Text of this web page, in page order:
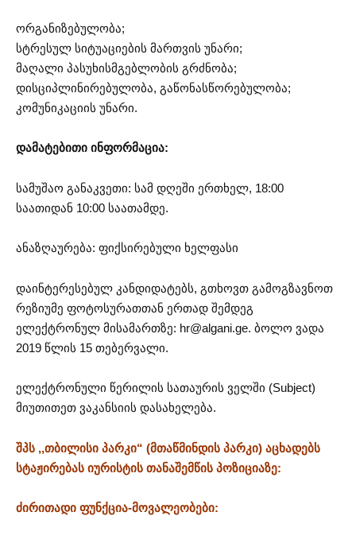
ორგანიზებულობა;
სტრესულ სიტუაციების მართვის უნარი;
მაღალი პასუხისმგებლობის გრძნობა;
დისციპლინირებულობა, გაწონასწორებულობა;
კომუნიკაციის უნარი.
დამატებითი ინფორმაცია:
სამუშაო განაკვეთი: სამ დღეში ერთხელ, 18:00
საათიდან 10:00 საათამდე.
ანაზღაურება: ფიქსირებული ხელფასი
დაინტერესებულ კანდიდატებს, გთხოვთ გამოგზავნოთ
რეზიუმე ფოტოსურათთან ერთად შემდეგ
ელექტრონულ მისამართზე: hr@algani.ge. ბოლო ვადა
2019 წლის 15 თებერვალი.
ელექტრონული წერილის სათაურის ველში (Subject)
მიუთითეთ ვაკანსიის დასახელება.
შპს ,,თბილისი პარკი“ (მთაწმინდის პარკი) აცხადებს
სტაჟირებას იურისტის თანაშემწის პოზიციაზე:
ძირითადი ფუნქცია-მოვალეობები: